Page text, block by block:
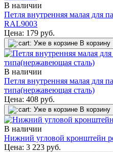
В наличии
Петля внутренняя малая для
RAL9003
Цена: 179 руб.
Уже в корзине В корзину
В наличии
Петля внутренняя малая для
типа(нержавеющая сталь)
Цена: 408 руб.
Уже в корзине В корзину
В наличии
Нижний угловой кронштейн
Цена: 3 223 руб.